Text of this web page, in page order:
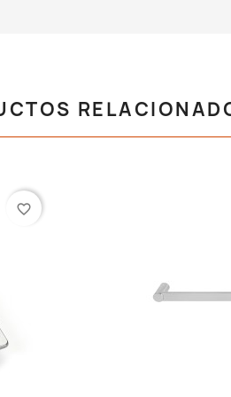
favorite_border